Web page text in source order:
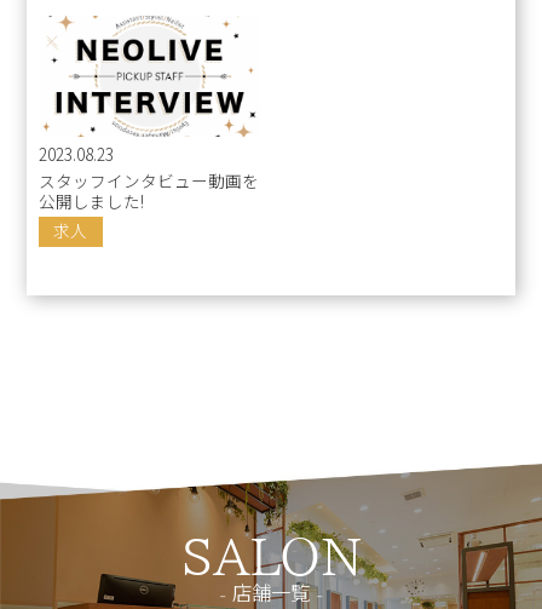
2023.08.23
スタッフインタビュー動画を
公開しました!
求人
SALON
店舗一覧